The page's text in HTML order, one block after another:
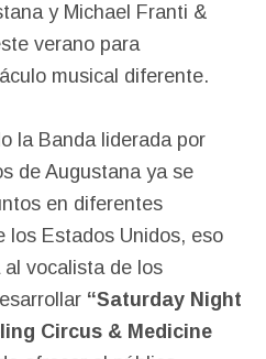
y Michael Franti &
verano para
musical diferente.
la Banda liderada por
de Augustana ya se
en diferentes
los Estados Unidos, eso
vocalista de los
“Saturday Night
Circus & Medicine